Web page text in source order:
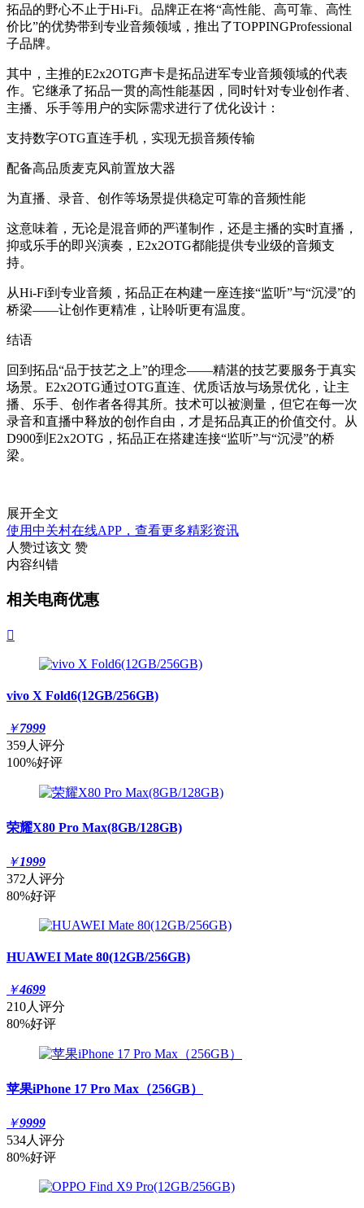
拓品的野心不止于Hi-Fi。品牌正在将“高性能、高可靠、高性
价比”的优势带到专业音频领域，推出了TOPPINGProfessional
子品牌。
其中，主推的E2x2OTG声卡是拓品进军专业音频领域的代表
作。它继承了拓品一贯的高性能基因，同时针对专业创作者、
主播、乐手等用户的实际需求进行了优化设计：
支持数字OTG直连手机，实现无损音频传输
配备高品质麦克风前置放大器
为直播、录音、创作等场景提供稳定可靠的音频性能
这意味着，无论是混音师的严谨制作，还是主播的实时直播，
抑或乐手的即兴演奏，E2x2OTG都能提供专业级的音频支
持。
从Hi-Fi到专业音频，拓品正在构建一座连接“监听”与“沉浸”的
桥梁——让创作更精准，让聆听更有温度。
结语
回到拓品“品于技艺之上”的理念——精湛的技艺要服务于真实
场景。E2x2OTG通过OTG直连、优质话放与场景优化，让主
播、乐手、创作者各得其所。技术可以被测量，但它在每一次
录音和直播中释放的创作自由，才是拓品真正的价值交付。从
D900到E2x2OTG，拓品正在搭建连接“监听”与“沉浸”的桥
梁。
展开全文
使用中关村在线APP，查看更多精彩资讯
人赞过该文 赞
内容纠错
相关电商优惠

vivo X Fold6(12GB/256GB)
￥7999
359人评分
100%好评
荣耀X80 Pro Max(8GB/128GB)
￥1999
372人评分
80%好评
HUAWEI Mate 80(12GB/256GB)
￥4699
210人评分
80%好评
苹果iPhone 17 Pro Max（256GB）
￥9999
534人评分
80%好评